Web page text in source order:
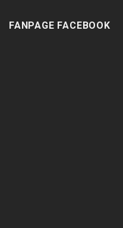
FANPAGE FACEBOOK